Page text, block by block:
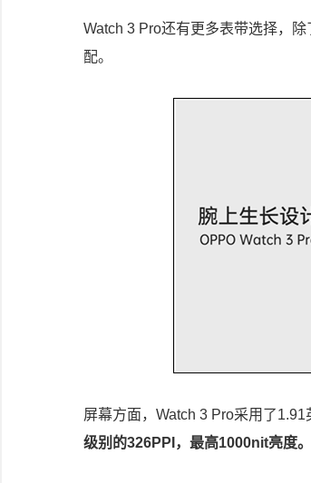
Watch 3 Pro还有更多表带选择，
配。
屏幕方面，Watch 3 Pro采用了1.91
级别的326PPI，最高1000nit亮度。